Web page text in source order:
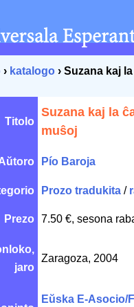
› katalogo › Suzana kaj
Titolo
Suzana kaj la
muŝoj
Pío Baroja
Prozo tradukita /
Prezo 7.50 €, sesona
jaro
Zaragoza, 2004
Eŭska E-Asocio/